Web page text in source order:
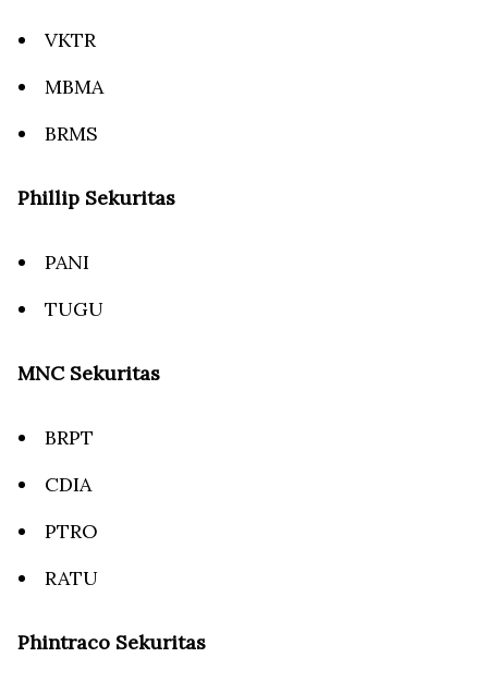
VKTR
MBMA
BRMS
Phillip Sekuritas
PANI
TUGU
MNC Sekuritas
BRPT
CDIA
PTRO
RATU
Phintraco Sekuritas